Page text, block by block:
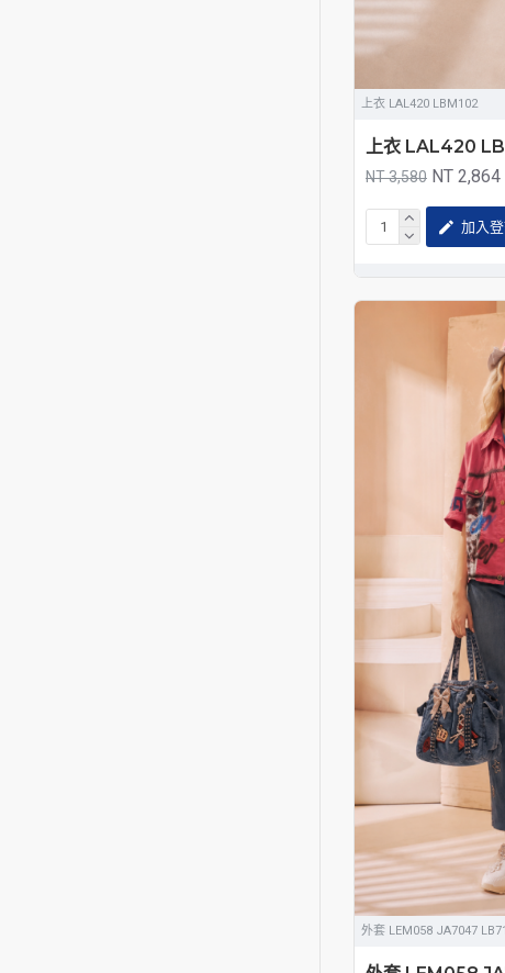
上衣 LAL420 LBM102
上衣 LAL420
NT 3,580 NT 2,864
加入
外套 LEM058 JA7047